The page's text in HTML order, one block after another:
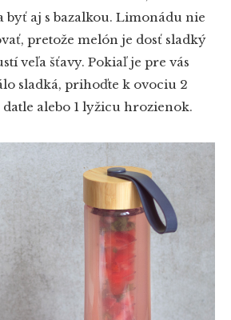
byť aj s bazalkou. Limonádu nie
pretože melón je dosť sladký
veľa šťavy. Pokiaľ je pre vás
sladká, prihoďte k ovociu 2
alebo 1 lyžicu hrozienok.